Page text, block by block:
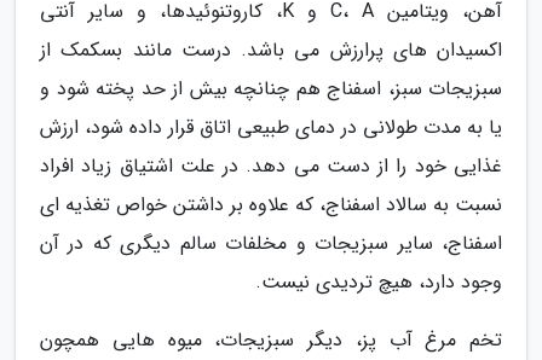
آهن، ویتامین C، A و K، کاروتنوئیدها، و سایر آنتی
اکسیدان های پرارزش می باشد. درست مانند بسکمک از
سبزیجات سبز، اسفناج هم چنانچه بیش از حد پخته شود و
یا به مدت طولانی در دمای طبیعی اتاق قرار داده شود، ارزش
غذایی خود را از دست می دهد. در علت اشتیاق زیاد افراد
نسبت به سالاد اسفناج، که علاوه بر داشتن خواص تغذیه ای
اسفناج، سایر سبزیجات و مخلفات سالم دیگری که در آن
وجود دارد، هیچ تردیدی نیست.
تخم مرغ آب پز، دیگر سبزیجات، میوه هایی همچون